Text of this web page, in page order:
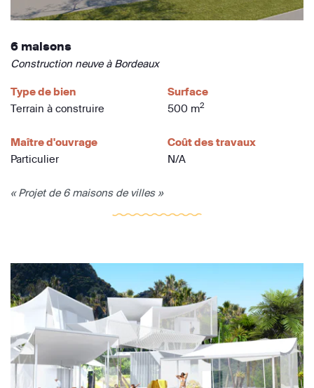
6 maisons
Construction neuve à Bordeaux
Type de bien
Terrain à construire
Surface
500 m2
Maître d'ouvrage
Particulier
Coût des travaux
N/A
« Projet de 6 maisons de villes »